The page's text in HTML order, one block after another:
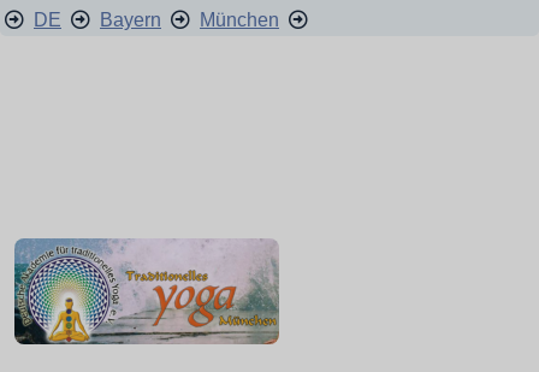
DE
Bayern München